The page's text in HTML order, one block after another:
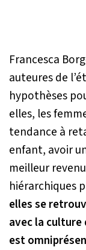
Francesca
auteures de
hypothèses
elles, les
tendance à
enfant, avoir
meilleur
hiérarchiques
elles se
avec la
est